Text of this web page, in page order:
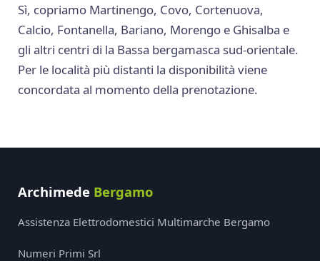
Sì, copriamo Martinengo, Covo, Cortenuova,
Calcio, Fontanella, Bariano, Morengo e Ghisalba e
gli altri centri di la Bassa bergamasca sud-orientale.
Per le località più distanti la disponibilità viene
concordata al momento della prenotazione.
Archimede Bergamo
Assistenza Elettrodomestici Multimarche Bergamo
Numeri Primi Srl